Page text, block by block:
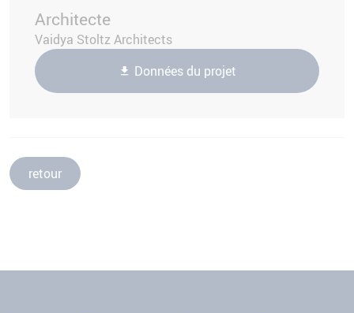
Architecte
Vaidya Stoltz Architects
Données du projet
retour